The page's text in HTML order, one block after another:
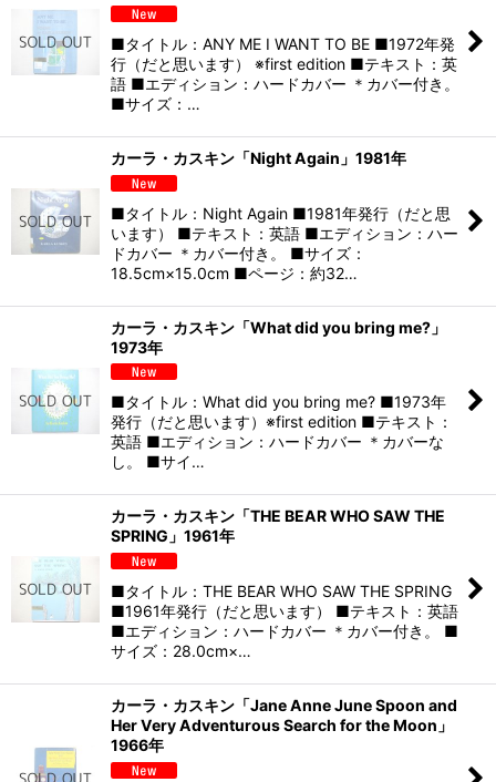
■タイトル：ANY ME I WANT TO BE ■1972年発
行（だと思います） ※first edition ■テキスト：英
語 ■エディション：ハードカバー ＊カバー付き。
■サイズ：…
カーラ・カスキン「Night Again」1981年
■タイトル：Night Again ■1981年発行（だと思
います） ■テキスト：英語 ■エディション：ハー
ドカバー ＊カバー付き。 ■サイズ：
18.5cm×15.0cm ■ページ：約32…
カーラ・カスキン「What did you bring me?」
1973年
■タイトル：What did you bring me? ■1973年
発行（だと思います）※first edition ■テキスト：
英語 ■エディション：ハードカバー ＊カバーな
し。 ■サイ…
カーラ・カスキン「THE BEAR WHO SAW THE
SPRING」1961年
■タイトル：THE BEAR WHO SAW THE SPRING
■1961年発行（だと思います） ■テキスト：英語
■エディション：ハードカバー ＊カバー付き。 ■
サイズ：28.0cm×…
カーラ・カスキン「Jane Anne June Spoon and
Her Very Adventurous Search for the Moon」
1966年